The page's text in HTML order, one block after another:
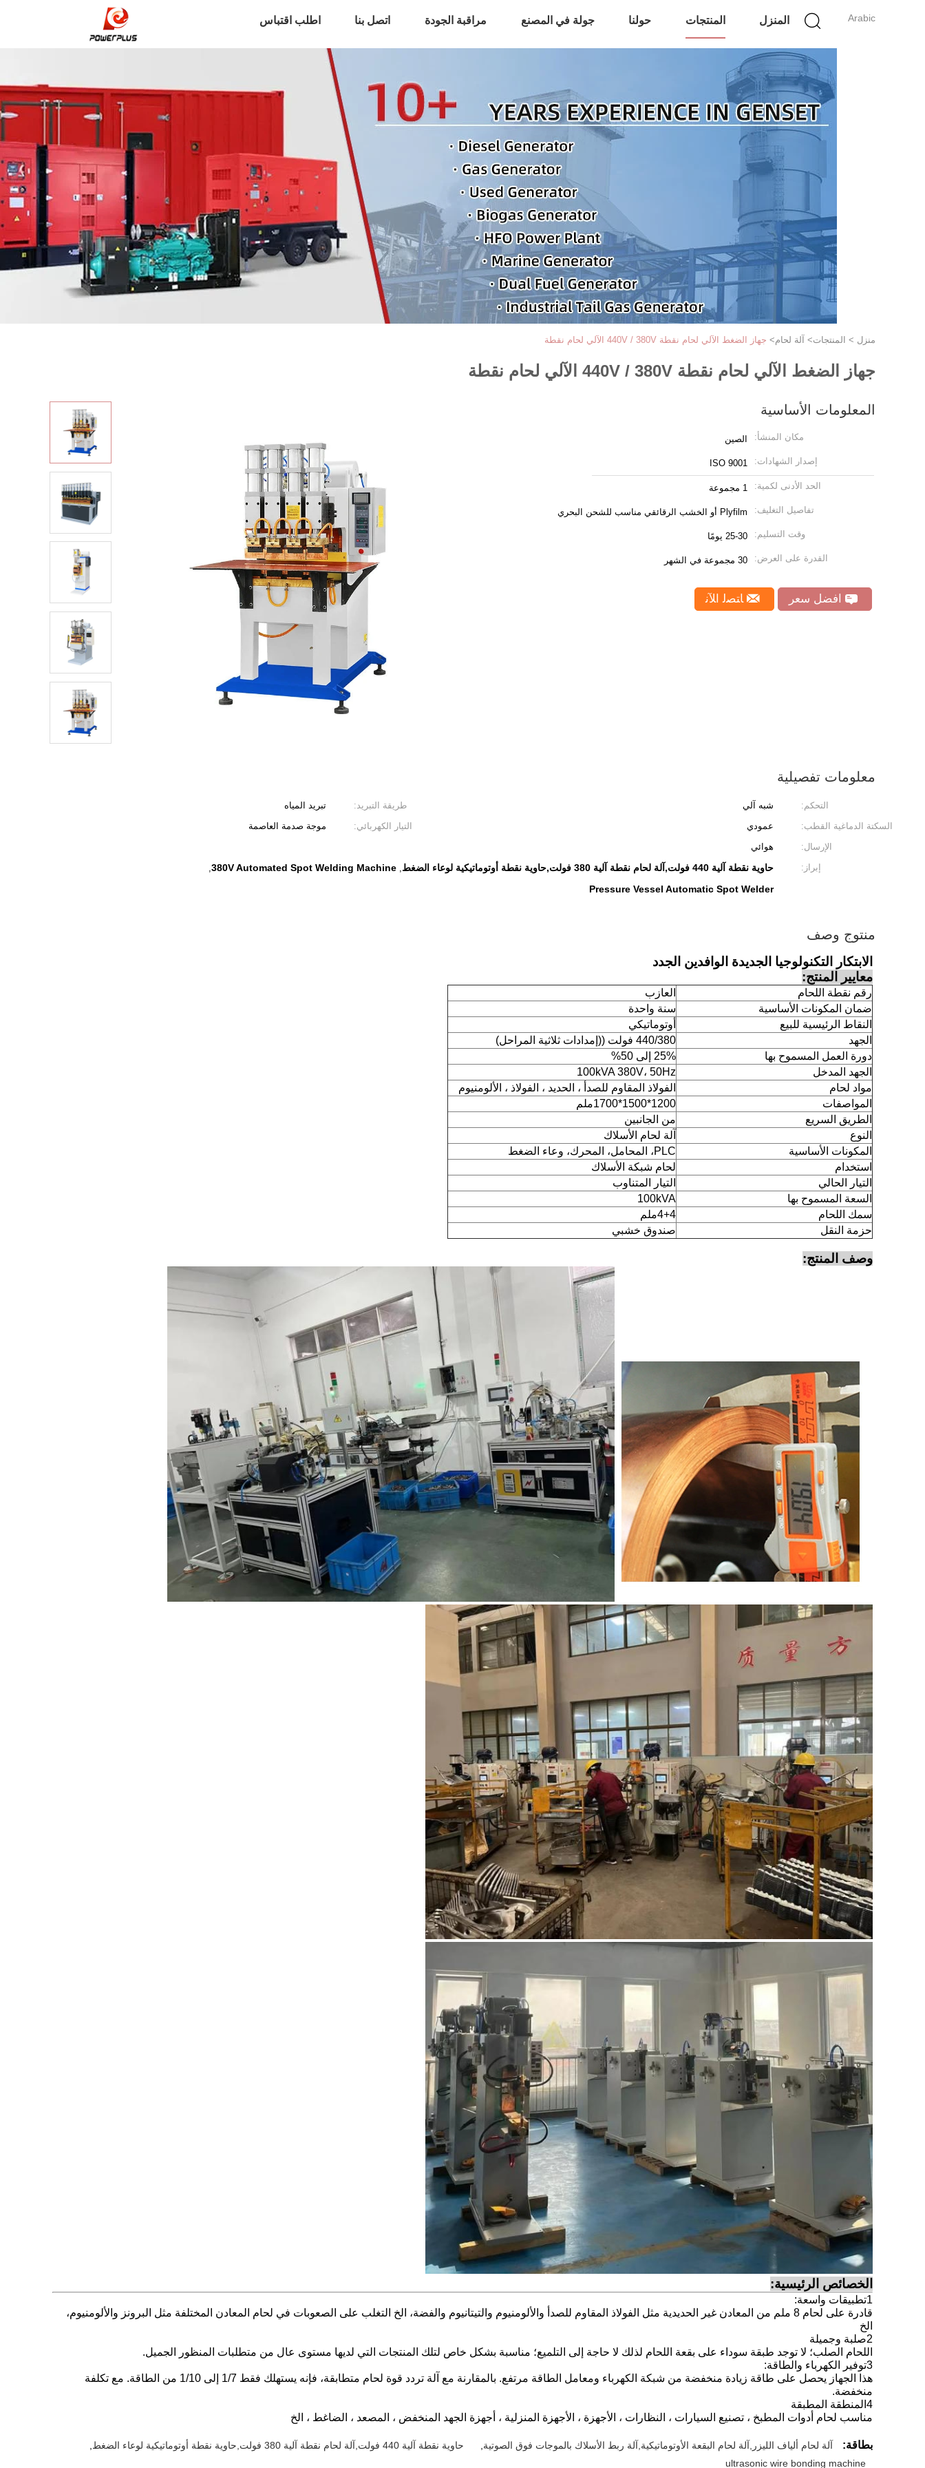
Arabic المنزل المنتجات حولنا جولة في المصنع مراقبة الجودة اتصل بنا اطلب اقتباس
منزل > المنتجات> آلة لحام> جهاز الضغط الآلي لحام نقطة 440V / 380V الآلي لحام نقطة
جهاز الضغط الآلي لحام نقطة 440V / 380V الآلي لحام نقطة
المعلومات الأساسية
مكان المنشأ: الصين
إصدار الشهادات: ISO 9001
الحد الأدنى لكمية: 1 مجموعة
تفاصيل التغليف: Plyfilm أو الخشب الرقائقي مناسب للشحن البحري
وقت التسليم: 25-30 يومًا
القدرة على العرض: 30 مجموعة في الشهر
افضل سعر ﺎﺘﺼﻟ ﺍﻶﻧ
معلومات تفصيلية
التحكم: شبه آلي طريقة التبريد:
تبريد المياه
السكتة الدماغية القطب:
عمودي التيار الكهربائي:
موجة صدمة العاصمة
الإرسال:
هوائي
إبراز:
حاوية نقطة آلية 440 فولت,آلة لحام نقطة آلية 380 فولت,حاوية نقطة أوتوماتيكية لوعاء الضغط ,
380V Automated Spot Welding Machine
,
Pressure Vessel Automatic Spot Welder
منتوج وصف
الابتكار التكنولوجيا الجديدة الوافدين الجدد
معايير المنتج:
رقم نقطة اللحام
العازب
ضمان المكونات الأساسية
سنة واحدة
النقاط الرئيسية للبيع
أوتوماتيكي
الجهد
440/380 فولت ((إمدادات ثلاثية المراحل)
دورة العمل المسموح بها
25% إلى 50%
الجهد المدخل
100kVA 380V، 50Hz
مواد لحام
الفولاذ المقاوم للصدأ ، الحديد ، الفولاذ ، الألومنيوم
المواصفات
1200*1500*1700ملم
الطريق السريع
من الجانبين
النوع
آلة لحام الأسلاك
المكونات الأساسية
PLC، المحامل، المحرك، وعاء الضغط
استخدام
لحام شبكة الأسلاك
التيار الحالي
التيار المتناوب
السعة المسموح بها
100kVA
سمك اللحام
4+4ملم
حزمة النقل
صندوق خشبي
وصف المنتج:
الخصائص الرئيسية:
1تطبيقات واسعة:
قادرة على لحام 8 ملم من المعادن غير الحديدية مثل الفولاذ المقاوم للصدأ والألومنيوم والتيتانيوم والفضة، الخ التغلب على الصعوبات في لحام المعادن المختلفة مثل البرونز والألومنيوم،
الخ
2صلبة وجميلة
اللحام الصلب؛ لا توجد طبقة سوداء على بقعة اللحام لذلك لا حاجة إلى التلميع؛ مناسبة بشكل خاص لتلك المنتجات التي لديها مستوى عال من متطلبات المنظور الجميل.
3توفير الكهرباء والطاقة:
هذا الجهاز يحصل على طاقة زيادة منخفضة من شبكة الكهرباء ومعامل الطاقة مرتفع. بالمقارنة مع آلة تردد قوة لحام متطابقة، فإنه يستهلك فقط 1/7 إلى 1/10 من الطاقة. مع تكلفة
منخفضة.
4المنطقة المطبقة
مناسب لحام أدوات المطبخ ، تصنيع السيارات ، النظارات ، الأجهزة ، الأجهزة المنزلية ، أجهزة الجهد المنخفض ، المصعد ، الضاغط ، الخ
بطاقة: آلة لحام ألياف الليزر,آلة لحام البقعة الأوتوماتيكية,آلة ربط الأسلاك بالموجات فوق الصوتية حاوية نقطة آلية 440 فولت,آلة لحام نقطة آلية 380 فولت,حاوية نقطة أوتوماتيكية لوعاء الضغط
ultrasonic wire bonding machine